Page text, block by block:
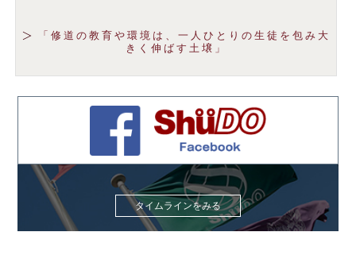
「修道の教育や環境は、一人ひとりの生徒を包み大
きく伸ばす土壌」
タイムラインをみる